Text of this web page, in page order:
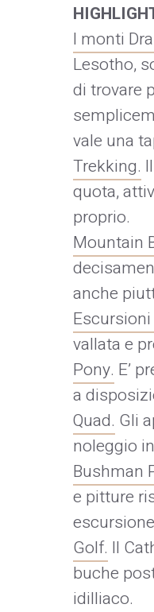
I monti
Lesotho,
di trovare
vale una
Trekking.
quota,
proprio.
Mountain
anche
vallata e
Pony. E’
a
Quad. Gli
noleggio
Bushman
e pitture
Golf. Il
buche
idilliaco.